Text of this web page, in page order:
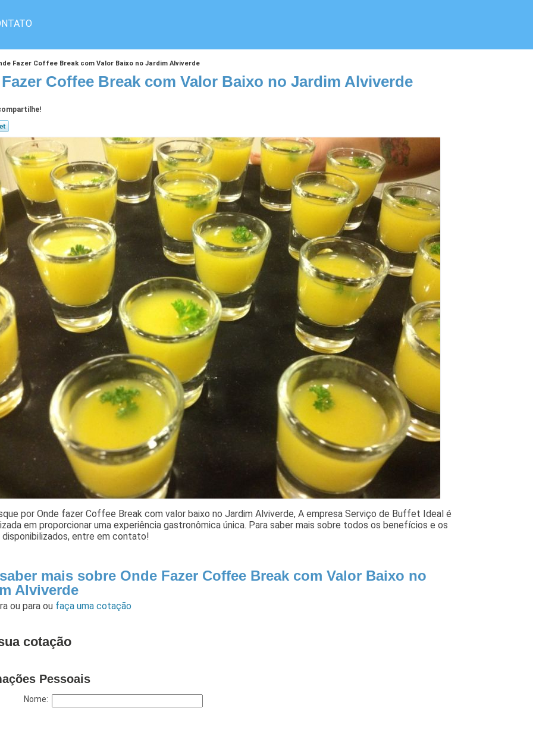
Fazer Coffee Break com Valor Baixo no Jardim Alviverde
Coffee Break com Valor Baixo no Jardim Alviverde
por Onde fazer Coffee Break com valor baixo no Jardim Alviverde, A empresa Serviço de Buffet Ideal é
em proporcionar uma experiência gastronômica única. Para saber mais sobre todos os benefícios e os
disponibilizados, entre em contato!
mais sobre Onde Fazer Coffee Break com Valor Baixo no
Alviverde
ou paraou faça uma cotação
cotação
Pessoais
Nome: